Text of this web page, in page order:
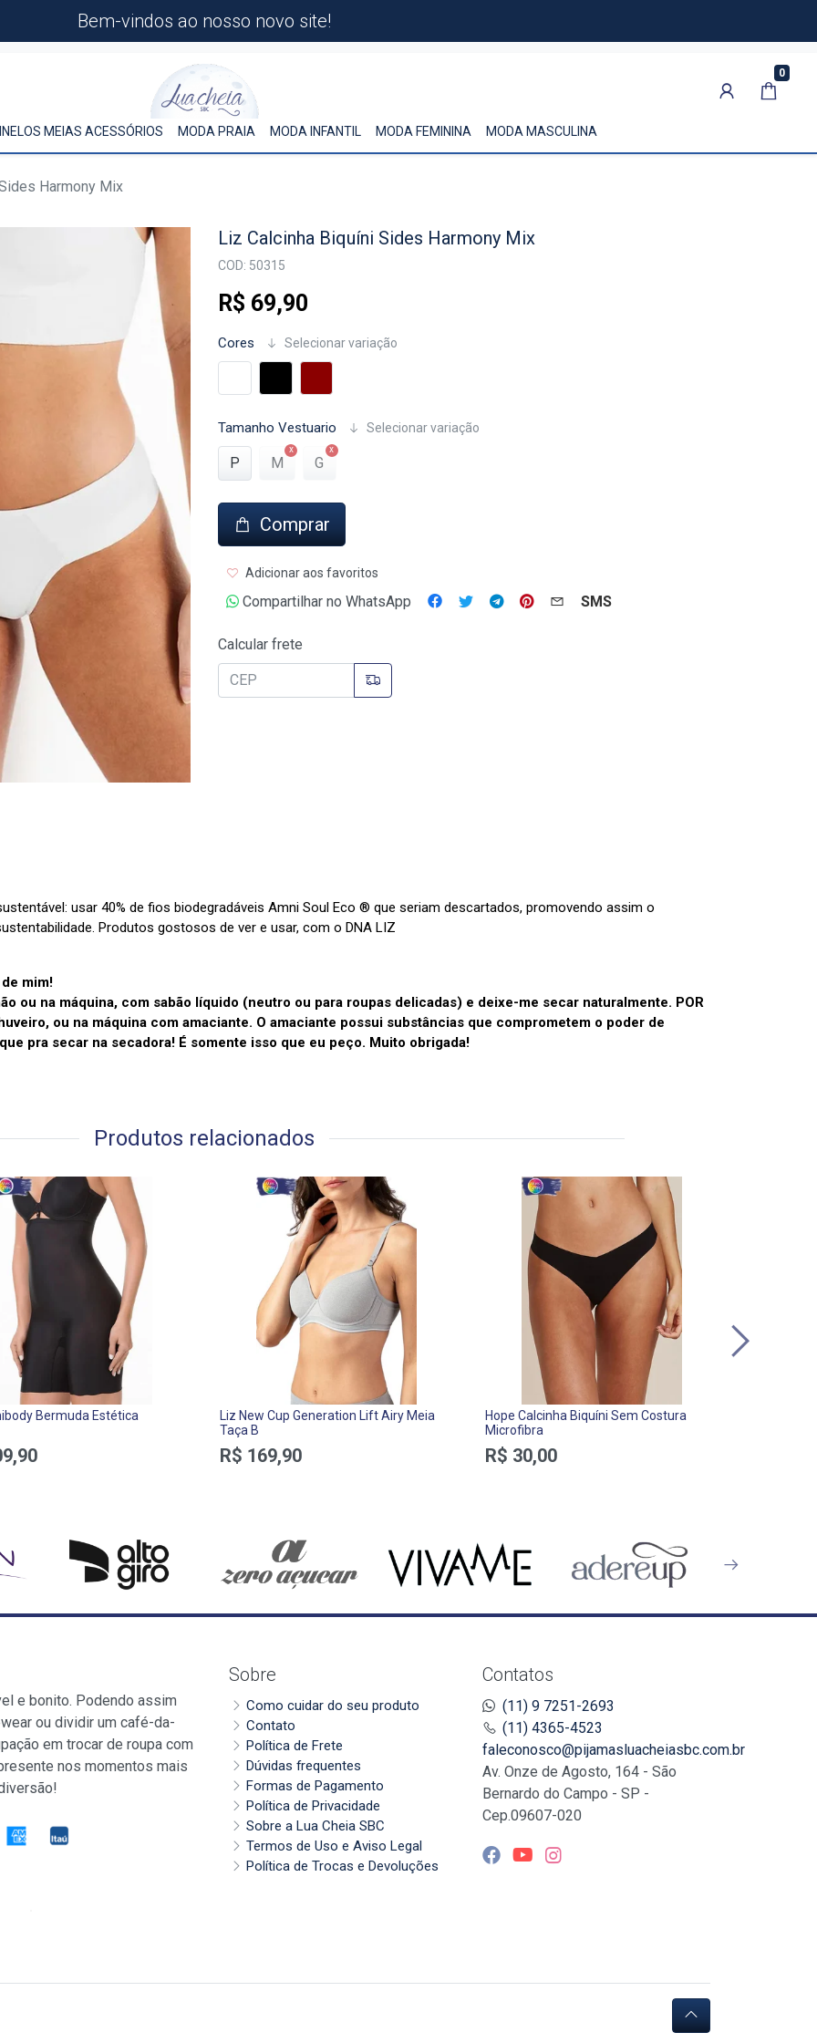
Bem-vindos ao nosso novo site!
0
MEIAS ACESSÓRIOS MODA PRAIA MODA INFANTIL MODA FEMININA MODA MASCULINA
Harmony Mix
Liz Calcinha Biquíni Sides Harmony Mix
COD: 50315
R$ 69,90
Cores Selecionar variação
Tamanho Vestuario Selecionar variação
P M G
Comprar
Adicionar aos favoritos
Compartilhar no WhatsApp SMS
Calcular frete
usar 40% de fios biodegradáveis Amni Soul Eco ® que seriam descartados, promovendo assim o
Produtos gostosos de ver e usar, com o DNA LIZ
mim!
ou na máquina, com sabão líquido (neutro ou para roupas delicadas) e deixe-me secar naturalmente. POR
ou na máquina com amaciante. O amaciante possui substâncias que comprometem o poder de
pra secar na secadora! É somente isso que eu peço. Muito obrigada!
Produtos relacionados
Bermuda Estética
Liz New Cup Generation Lift Airy Meia
Taça B
R$ 169,90
Hope Calcinha Biquíni Sem Costura
Microfibra
R$ 30,00
Contatos
(11) 9 7251-2693
(11) 4365-4523
faleconosco@pijamasluacheiasbc.com.br
Av. Onze de Agosto, 164 - São
Bernardo do Campo - SP -
Cep.09607-020
Sobre
Como cuidar do seu produto
Contato
Política de Frete
Dúvidas frequentes
Formas de Pagamento
Política de Privacidade
Sobre a Lua Cheia SBC
Termos de Uso e Aviso Legal
Política de Trocas e Devoluções
e bonito. Podendo assim
ou dividir um café-da-
em trocar de roupa com
nos momentos mais